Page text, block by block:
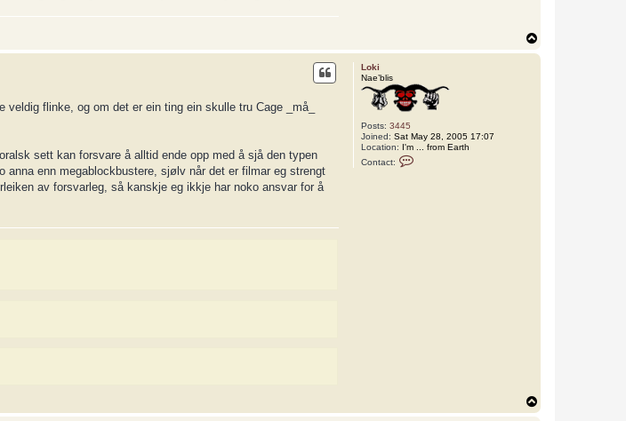
Loki
Nae’blis
Posts: 3445
Joined: Sat May 28, 2005 17:07
Location: I'm ... from Earth
Contact:
flinke, og om det er ein ting ein skulle tru Cage _må_
sett kan forsvare å alltid ende opp med å sjå den typen
enn megablockbustere, sjølv når det er filmar eg strengt
av forsvarleg, så kanskje eg ikkje har noko ansvar for å
o